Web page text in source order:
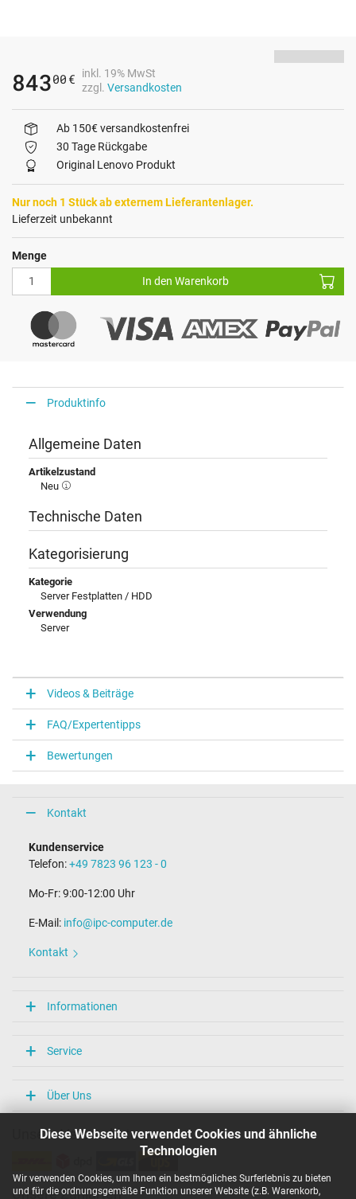
Diese Webseite verwendet Cookies und ähnliche
Technologien
Wir verwenden Cookies, um Ihnen ein bestmögliches Surferlebnis zu bieten
und für die ordnungsgemäße Funktion unserer Website (z.B. Warenkorb,
84300 €
inkl. 19% MwSt
zzgl. Versandkosten
Ab 150€ versandkostenfrei
30 Tage Rückgabe
Original Lenovo Produkt
Nur noch 1 Stück ab externem Lieferantenlager.
Lieferzeit unbekannt
Menge
In den Warenkorb
Produktinfo
Allgemeine Daten
Artikelzustand
Neu
Technische Daten
Kategorisierung
Kategorie
Server Festplatten / HDD
Verwendung
Server
Videos & Beiträge
FAQ/Expertentipps
Bewertungen
Kontakt
Kundenservice
Telefon:+49 7823 96 123 - 0
Mo-Fr: 9:00-12:00 Uhr
E-Mail: info@ipc-computer.de
Kontakt
Informationen
Service
Über Uns
Unsere Versandarten
Unsere Zahlarten